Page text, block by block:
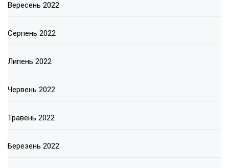
Вересень 2022
Серпень 2022
Липень 2022
Червень 2022
Травень 2022
Березень 2022